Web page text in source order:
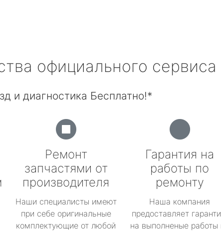
официального сервиса
и диагностика Бесплатно!*
Ремонт
запчастями от
производителя
Наши специалисты имеют
при себе оригинальные
комплектующие от любой
Гарантия на
работы по
ремонту
Наша компания
предоставляет
на выполненые работы